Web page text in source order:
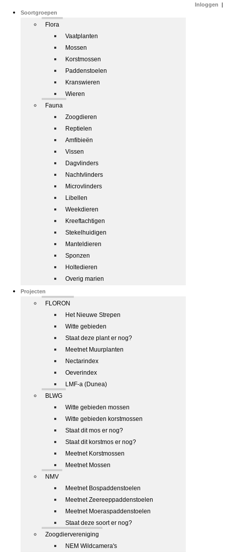
Soortgroepen
Flora
Vaatplanten
Mossen
Korstmossen
Paddenstoelen
Kranswieren
Wieren
Fauna
Zoogdieren
Reptielen
Amfibieën
Vissen
Dagvlinders
Nachtvlinders
Microvlinders
Libellen
Weekdieren
Kreeftachtigen
Stekelhuidigen
Manteldieren
Sponzen
Holtedieren
Overig marien
Projecten
FLORON
Het Nieuwe Strepen
Witte gebieden
Staat deze plant er nog?
Meetnet Muurplanten
Nectarindex
Oeverindex
LMF-a (Dunea)
BLWG
Witte gebieden mossen
Witte gebieden korstmossen
Staat dit mos er nog?
Staat dit korstmos er nog?
Meetnet Korstmossen
Meetnet Mossen
NMV
Meetnet Bospaddenstoelen
Meetnet Zeereeppaddenstoelen
Meetnet Moeraspaddenstoelen
Staat deze soort er nog?
Zoogdiervereniging
NEM Wildcamera's
Inloggen |